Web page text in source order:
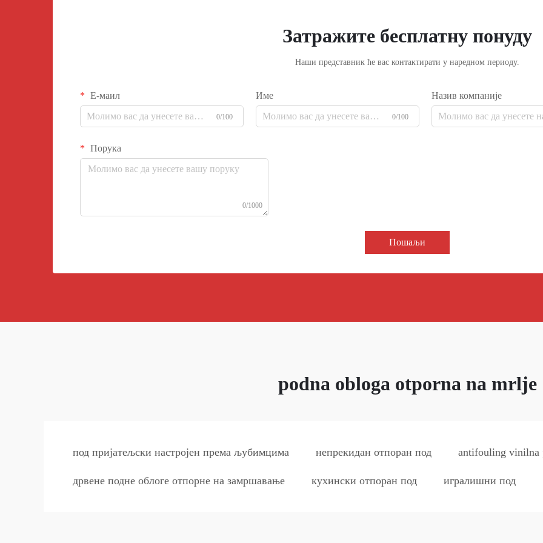
Затражите бесплатну понуду
Наши представник ће вас контактирати у наредном периоду.
Е-маил
0/100
Име
0/100
Назив компаније
Порука
0/1000
Пошаљи
podna obloga otporna na mrlje
под пријатељски настројен према љубимцима непрекидан отпоран под antifouling vinilna
дрвене подне облоге отпорне на замршавање кухински отпоран под игралишни под